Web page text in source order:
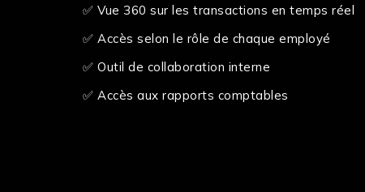
✅ Vue 360 sur les transactions en temps réel
✅ Accès selon le rôle de chaque employé
✅ Outil de collaboration interne
✅ Accès aux rapports comptables